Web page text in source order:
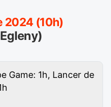
2024 (10h)
Game: 1h, Lancer de